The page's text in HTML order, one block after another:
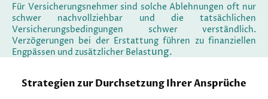
Für Versicherungsnehmer sind solche Ablehnungen oft nur
schwer nachvollziehbar und die tatsächlichen
Versicherungsbedingungen schwer verständlich.
Verzögerungen bei der Erstattung führen zu finanziellen
Engpässen und zusätzlicher Belastung.
Strategien zur Durchsetzung Ihrer Ansprüche